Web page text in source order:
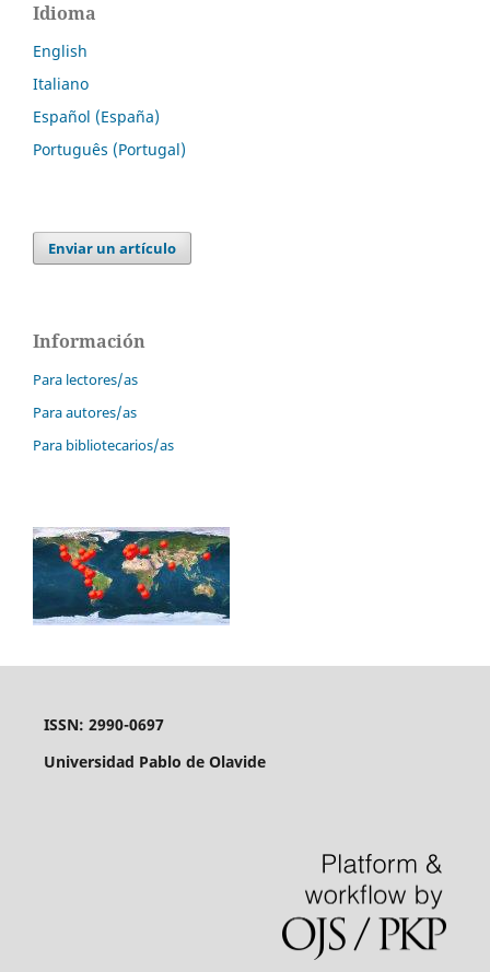
Idioma
English
Italiano
Español (España)
Português (Portugal)
Enviar un artículo
Información
Para lectores/as
Para autores/as
Para bibliotecarios/as
ISSN: 2990-0697
Universidad Pablo de Olavide